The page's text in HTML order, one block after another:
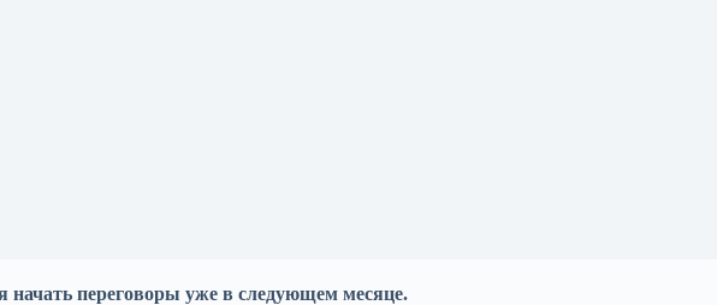
переговоры уже в следующем месяце.